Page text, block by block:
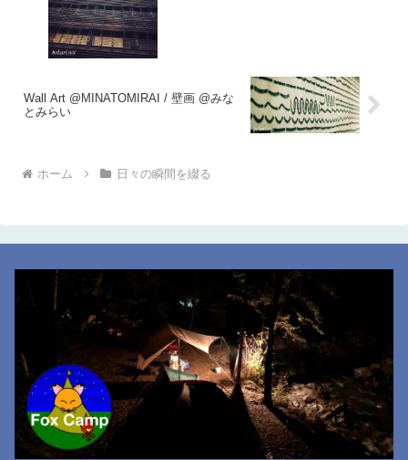
Wall Art @MINATOMIRAI / 壁画 @みな
とみらい
ホーム 日々の瞬間を綴る